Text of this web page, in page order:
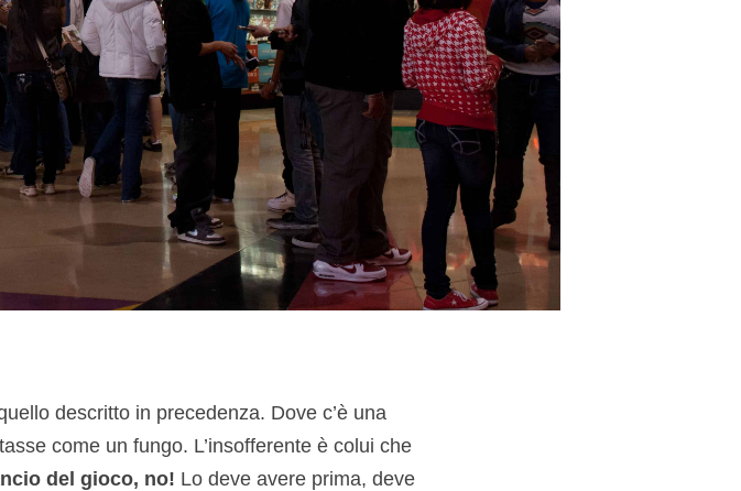
descritto in precedenza. Dove c’è una
come un fungo. L’insofferente è colui che
del gioco, no! Lo deve avere prima, deve